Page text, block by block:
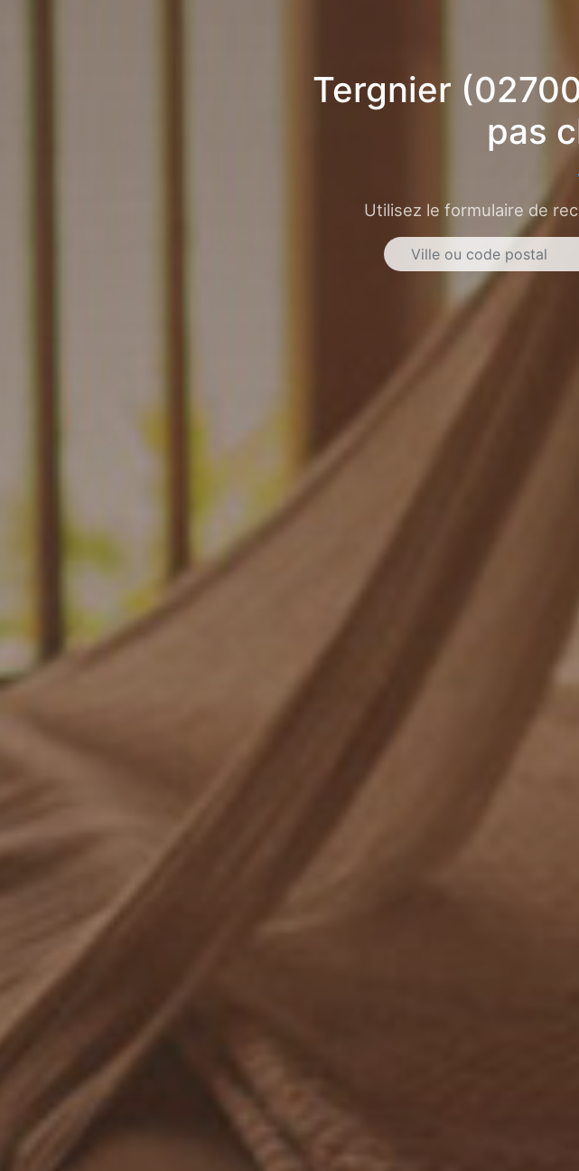
Tergnier
pas
Utilisez le formulaire de